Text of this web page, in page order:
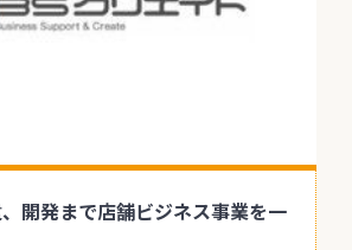
開発まで店舗ビジネス事業を一